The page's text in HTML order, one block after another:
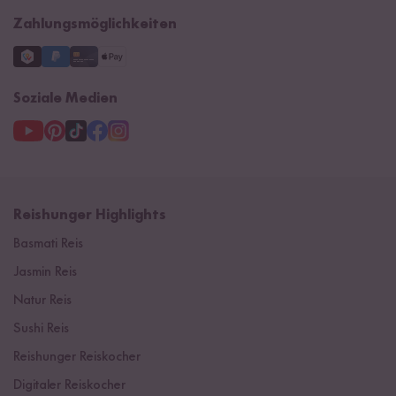
Zahlungsmöglichkeiten
Soziale Medien
Reishunger Highlights
Basmati Reis
Jasmin Reis
Natur Reis
Sushi Reis
Reishunger Reiskocher
Digitaler Reiskocher